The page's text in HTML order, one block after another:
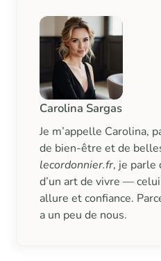
Carolina Sargas
Je m’appelle Carolina,
de bien-être et de
lecordonnier.fr, je parle
d’un art de vivre —
allure et confiance.
a un peu de nous.